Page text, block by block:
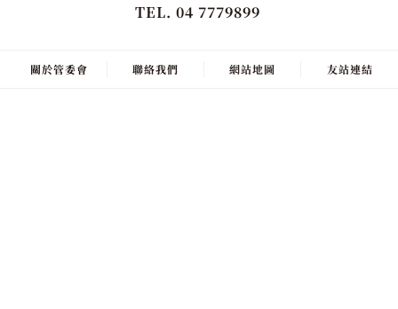
TEL. 04 7779899
關於管委會 聯絡我們 網站地圖 友站連結